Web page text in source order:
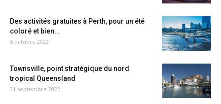
Des activités gratuites à Perth, pour un été
coloré et bien...
5 octobre 2022
Townsville, point stratégique du nord
tropical Queensland
21 septembre 2022